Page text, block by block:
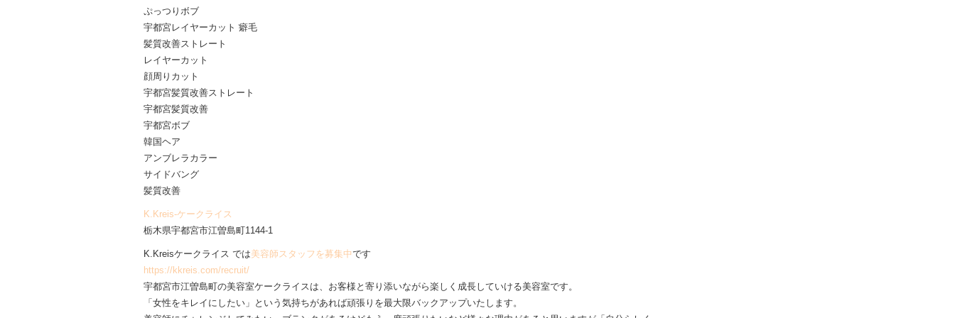
ぷっつりボブ
宇都宮レイヤーカット 癖毛
髪質改善ストレート
レイヤーカット
顔周りカット
宇都宮髪質改善ストレート
宇都宮髪質改善
宇都宮ボブ
韓国ヘア
アンブレラカラー
サイドバング
髪質改善
K.Kreis-ケークライス
栃木県宇都宮市江曽島町1144-1
K.Kreisケークライス では美容師スタッフを募集中です
https://kkreis.com/recruit/
宇都宮市江曽島町の美容室ケークライスは、お客様と寄り添いながら楽しく成長していける美容室です。
「女性をキレイにしたい」という気持ちがあれば頑張りを最大限バックアップいたします。